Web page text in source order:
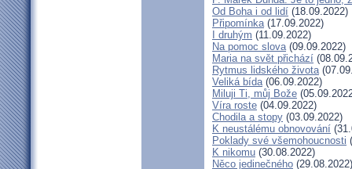
Od Boha i od lidí (18.09.2022)
Připomínka(17.09.2022)
I druhým (11.09.2022)
Na pomoc slova(09.09.2022)
Maria na svět přichází
Rytmus lidského života
Veliká bída(06.09.2022)
Miluji Ti, můj Bože
Víra roste (04.09.2022)
Chodila a stopy (03.09.2022)
K neustálému obnovování
Poklady své všemohoucnosti
K nikomu (30.08.2022)
Něco jedinečného (29.08.2022)